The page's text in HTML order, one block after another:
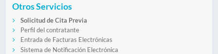
Otros Servicios
Solicitud de Cita Previa
Perfil del contratante
Entrada de Facturas Electrónicas
Sistema de Notificación Electrónica